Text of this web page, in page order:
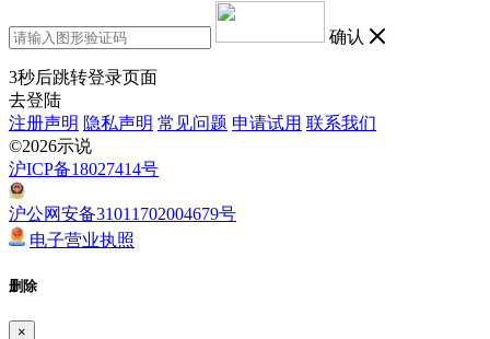
确认
3秒后跳转登录页面
去登陆
注册声明 隐私声明 常见问题 申请试用 联系我们
©2026示说
沪ICP备18027414号
沪公网安备31011702004679号
电子营业执照
删除
×